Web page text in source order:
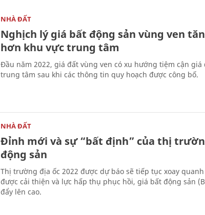
NHÀ ĐẤT
Nghịch lý giá bất động sản vùng ven
hơn khu vực trung tâm
Đầu năm 2022, giá đất vùng ven có xu hướng tiệm cận giá
trung tâm sau khi các thông tin quy hoạch được công bố.
NHÀ ĐẤT
Đỉnh mới và sự “bất định” của thị
động sản
Thị trường địa ốc 2022 được dự báo sẽ tiếp tục xoay
được cải thiện và lực hấp thụ phục hồi, giá bất động sản
đẩy lên cao.